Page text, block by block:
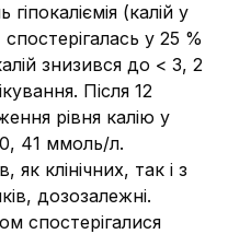
(калій у
у 25 %
знизився до < 3, 2
Після 12
рівня калію у
41 ммоль/л.
як клінічних, так і з
дозозалежні.
спостерігалися